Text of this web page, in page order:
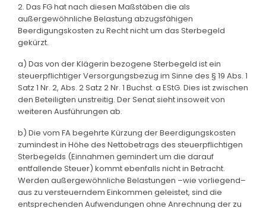
2. Das FG hat nach diesen Maßstäben die als
außergewöhnliche Belastung abzugsfähigen
Beerdigungskosten zu Recht nicht um das Sterbegeld
gekürzt.
a) Das von der Klägerin bezogene Sterbegeld ist ein
steuerpflichtiger Versorgungsbezug im Sinne des § 19 Abs. 1
Satz 1 Nr. 2, Abs. 2 Satz 2 Nr. 1 Buchst. a EStG. Dies ist zwischen
den Beteiligten unstreitig. Der Senat sieht insoweit von
weiteren Ausführungen ab.
b) Die vom FA begehrte Kürzung der Beerdigungskosten
zumindest in Höhe des Nettobetrags des steuerpflichtigen
Sterbegelds (Einnahmen gemindert um die darauf
entfallende Steuer) kommt ebenfalls nicht in Betracht.
Werden außergewöhnliche Belastungen –wie vorliegend–
aus zu versteuerndem Einkommen geleistet, sind die
entsprechenden Aufwendungen ohne Anrechnung der zu